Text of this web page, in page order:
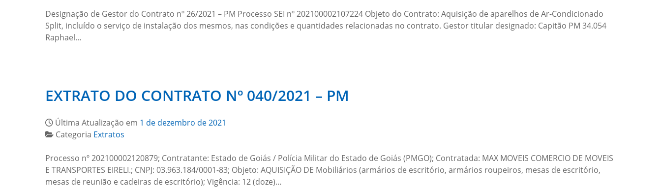
Designação de Gestor do Contrato nº 26/2021 – PM Processo SEI nº 202100002107224 Objeto do Contrato: Aquisição de aparelhos de Ar-Condicionado
Split, incluído o serviço de instalação dos mesmos, nas condições e quantidades relacionadas no contrato. Gestor titular designado: Capitão PM 34.054
Raphael…
EXTRATO DO CONTRATO Nº 040/2021 – PM
Última Atualização em 1 de dezembro de 2021
Categoria Extratos
Processo nº 202100002120879; Contratante: Estado de Goiás / Polícia Militar do Estado de Goiás (PMGO); Contratada: MAX MOVEIS COMERCIO DE MOVEIS
E TRANSPORTES EIRELI.; CNPJ: 03.963.184/0001-83; Objeto: AQUISIÇÃO DE Mobiliários (armários de escritório, armários roupeiros, mesas de escritório,
mesas de reunião e cadeiras de escritório); Vigência: 12 (doze)…